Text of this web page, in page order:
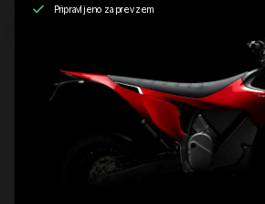
Pripravljeno za prevzem